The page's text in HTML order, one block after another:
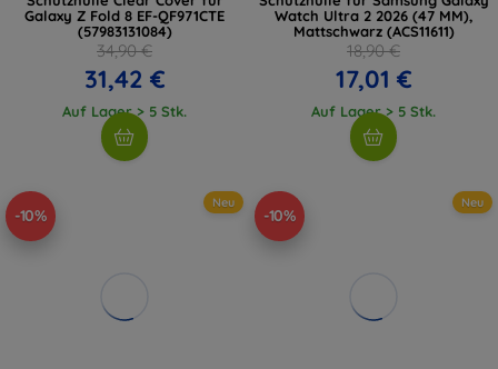
Galaxy Z Fold 8 EF-QF971CTE
(57983131084)
34,90 €
31,42 €
Auf Lager > 5 Stk.
Watch Ultra 2 2026 (47 MM),
Mattschwarz (ACS11611)
18,90 €
17,01 €
Auf Lager > 5 Stk.
-10%
Neu
-10%
Neu